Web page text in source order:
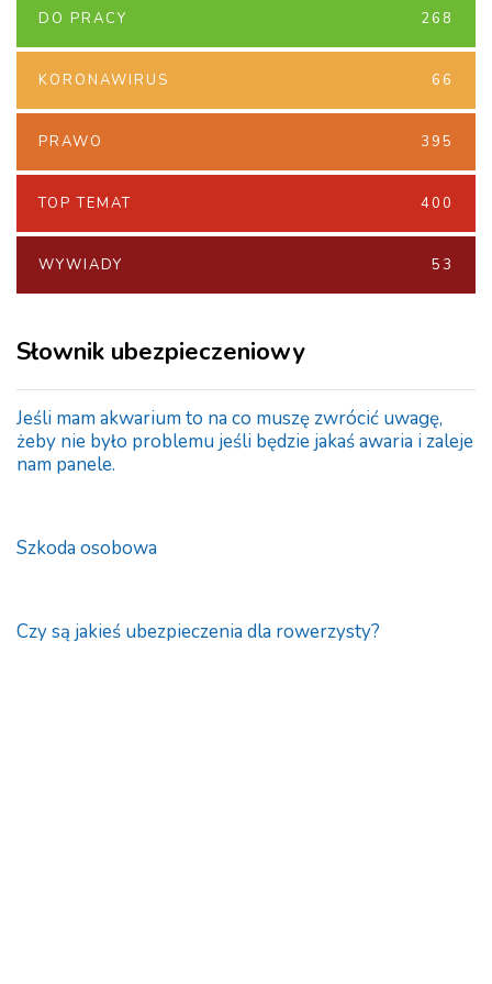
DO PRACY 268
KORONAWIRUS 66
PRAWO 395
TOP TEMAT 400
WYWIADY 53
Słownik ubezpieczeniowy
Jeśli mam akwarium to na co muszę zwrócić uwagę,
żeby nie było problemu jeśli będzie jakaś awaria i zaleje
nam panele.
Szkoda osobowa
Czy są jakieś ubezpieczenia dla rowerzysty?